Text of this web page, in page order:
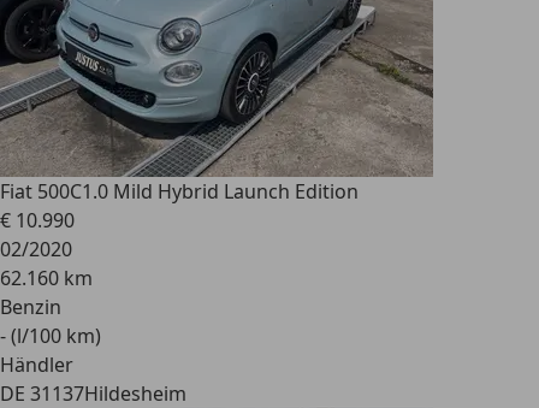
Fiat 500C1.0 Mild Hybrid Launch Edition
€ 10.990
02/2020
62.160 km
Benzin
- (l/100 km)
Händler
DE 31137Hildesheim